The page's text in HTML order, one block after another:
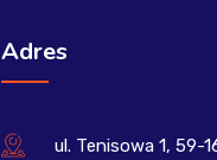
Adres
ul. Tenisowa 1, 59-